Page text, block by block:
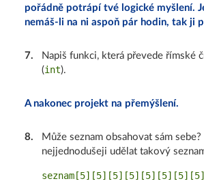
pořádně potrápí tvé logické myšlení.
nemáš-li na ni aspoň pár hodin, tak ji
7.
Napiš funkci, která převede římské
(int).
A nakonec projekt na přemýšlení.
8.
Může seznam obsahovat sám
nejjednodušeji udělat takový